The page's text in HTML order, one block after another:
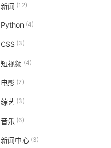
新闻 (12)
Python (4)
CSS (3)
短视频(4)
电影 (7)
综艺 (3)
音乐 (6)
新闻中心 (3)